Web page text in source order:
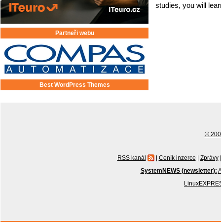
Partneři webu
Best WordPress Themes
studies, you will
©
RSS kanál | Ceník inzerce | Zprávy |
SystemNEWS (newsletter):